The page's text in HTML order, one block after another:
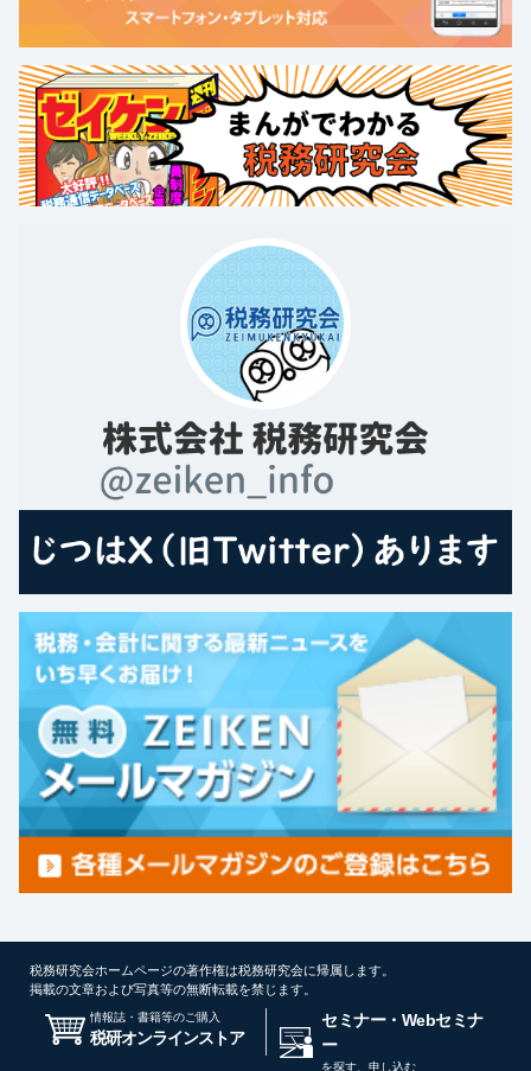
税務研究会ホームページの著作権は税務研究会に帰属します。
掲載の文章および写真等の無断転載を禁じます。
情報誌・書籍等のご購入
税研オンラインストア
セミナー・Webセミナ
ー
を探す、申し込む